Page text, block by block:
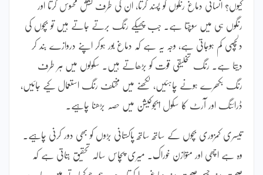
کیوں؟ انسانی دماغ رنگوں کو پسند کرتا، ان کی طرف کشش محسوس کرتا اور
رنگوں ہی میں سوچتا ہے۔ جب پھیکے رنگ برتے جاتے ہیں تو بچوں کی
دلچسپی کم ہوجاتی ہے، وجہ یہ ہے کہ دماغ بور ہوکر اپنے دروازے بند کر
دیتا ہے۔ رنگ تخلیقی قوت کو بڑھاتے ہیں۔ سکولوں میں ہر طرف
رنگ بکھرے ہونے چاہئیں، لکھنے میں مختلف رنگ استعمال کیے جائیں،
ڈرائنگ اور آرٹ کا سکول ایجوکیشن میں حصہ بڑھنا چاہیے۔
تیسری کمزوری بچوں کے ساتھ ساتھ پاکستانی بڑوں کو بھی دور کرنی چاہیے۔
وہ ہے اچھی اور متوازن خوراک۔ میری پچاس سالہ تحقیق بتاتی ہے کہ